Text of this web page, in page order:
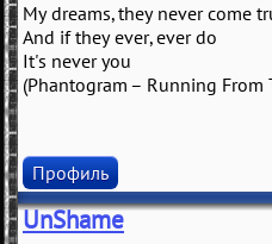
My dreams, they never come
And if they ever, ever do
It's never you
(Phantogram – Running From
Профиль
UnShame